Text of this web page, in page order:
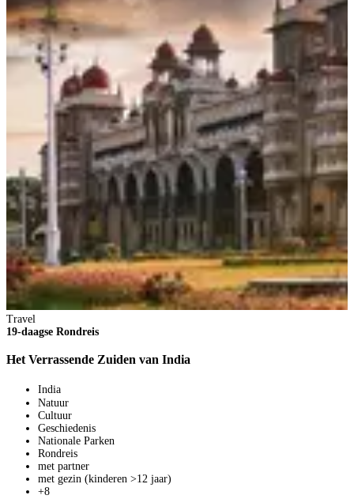
Travel
19-daagse Rondreis
Het Verrassende Zuiden van India
India
Natuur
Cultuur
Geschiedenis
Nationale Parken
Rondreis
met partner
met gezin (kinderen >12 jaar)
+8